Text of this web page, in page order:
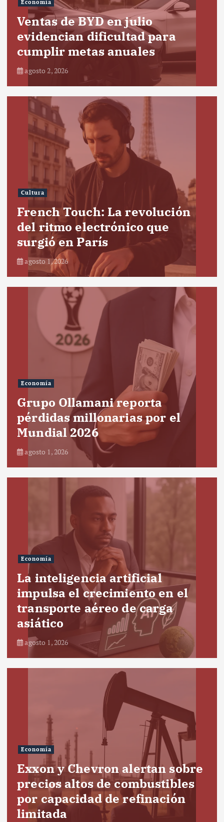
Economía
Ventas de BYD en julio
evidencian dificultad para
cumplir metas anuales
agosto 2, 2026
Cultura
French Touch: La revolución
del ritmo electrónico que
surgió en París
agosto 1, 2026
Economía
Grupo Ollamani reporta
pérdidas millonarias por el
Mundial 2026
agosto 1, 2026
Economía
La inteligencia artificial
impulsa el crecimiento en el
transporte aéreo de carga
asiático
agosto 1, 2026
Economía
Exxon y Chevron alertan sobre
precios altos de combustibles
por capacidad de refinación
limitada